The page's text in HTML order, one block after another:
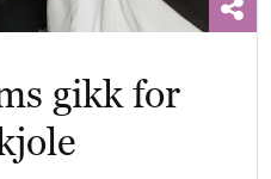
gikk for